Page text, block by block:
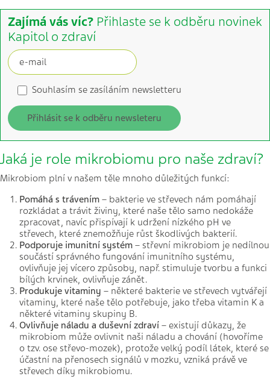
Zajímá vás víc? Přihlaste se k odběru novinek
Kapitol o zdraví
Souhlasím se zasíláním newsletteru
Přihlásit se k odběru newsleteru
Jaká je role mikrobiomu pro naše zdraví?
Mikrobiom plní v našem těle mnoho důležitých funkcí:
Pomáhá s trávením – bakterie ve střevech nám pomáhají
rozkládat a trávit živiny, které naše tělo samo nedokáže
zpracovat, navíc přispívají k udržení nízkého pH ve
střevech, které znemožňuje růst škodlivých bakterií.
Podporuje imunitní systém – střevní mikrobiom je nedílnou
součástí správného fungování imunitního systému,
ovlivňuje jej vícero způsoby, např. stimuluje tvorbu a funkci
bílých krvinek, ovlivňuje zánět.
Produkuje vitaminy – některé bakterie ve střevech vytvářejí
vitaminy, které naše tělo potřebuje, jako třeba vitamin K a
některé vitaminy skupiny B.
Ovlivňuje náladu a duševní zdraví – existují důkazy, že
mikrobiom může ovlivnit naši náladu a chování (hovoříme
o tzv. ose střevo-mozek), protože velký podíl látek, které se
účastní na přenosech signálů v mozku, vzniká právě ve
střevech díky mikrobiomu.